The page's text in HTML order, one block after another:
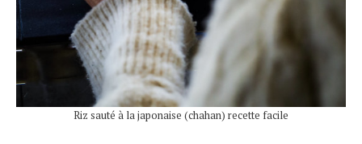
Riz sauté à la japonaise (chahan) recette facile